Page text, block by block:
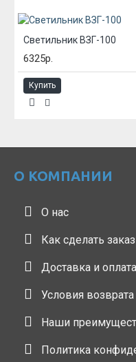
Светильник ВЗГ-100
6325р.
Купить
О КОМПАНИИ
О нас
Как сделать заказ
Доставка и оплата
Условия возврата
Наши
Политика